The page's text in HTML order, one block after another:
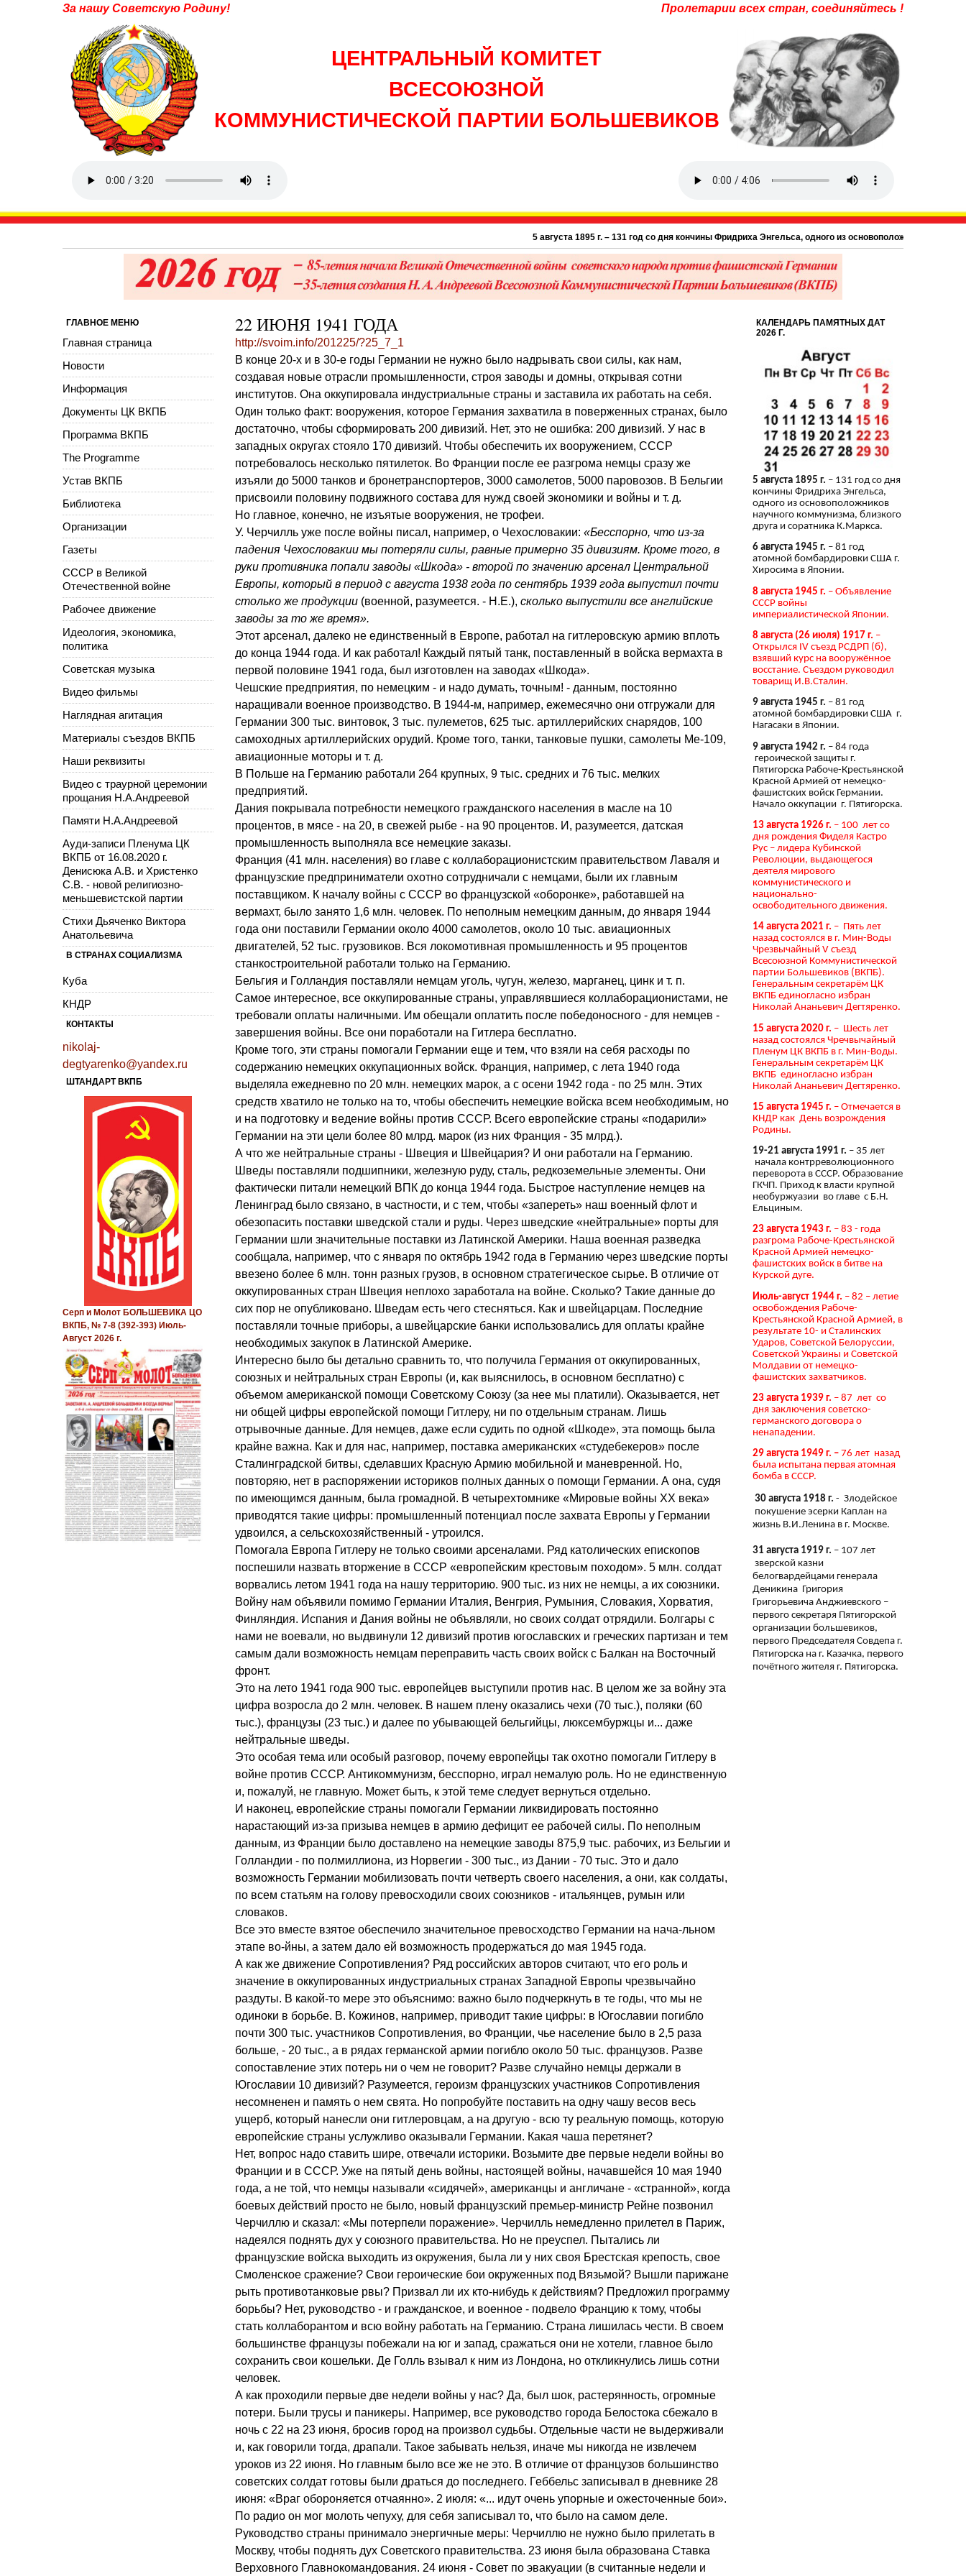
За нашу Советскую Родину! Пролетарии всех стран, соединяйтесь !
ЦЕНТРАЛЬНЫЙ КОМИТЕТ
ВСЕСОЮЗНОЙ
КОММУНИСТИЧЕСКОЙ ПАРТИИ БОЛЬШЕВИКОВ
5 августа 1895 г. – 131 год со дня кончины Фридриха Энгельса, одного из основоположников научного
22 ИЮНЯ 1941 ГОДА
http://svoim.info/201225/?25_7_1
В конце 20-х и в 30-е годы Германии не нужно было надрывать свои силы, как нам,
создавая новые отрасли промышленности, строя заводы и домны, открывая сотни
институтов. Она оккупировала индустриальные страны и заставила их работать на себя.
Один только факт: вооружения, которое Германия захватила в поверженных странах, было
достаточно, чтобы сформировать 200 дивизий. Нет, это не ошибка: 200 дивизий. У нас в
западных округах стояло 170 дивизий. Чтобы обеспечить их вооружением, СССР
потребовалось несколько пятилеток. Во Франции после ее разгрома немцы сразу же
изъяли до 5000 танков и бронетранспортеров, 3000 самолетов, 5000 паровозов. В Бельгии
присвоили половину подвижного состава для нужд своей экономики и войны и т. д.
Но главное, конечно, не изъятые вооружения, не трофеи.
У. Черчилль уже после войны писал, например, о Чехословакии: «Бесспорно, что из-за
падения Чехословакии мы потеряли силы, равные примерно 35 дивизиям. Кроме того, в
руки противника попали заводы «Шкода» - второй по значению арсенал Центральной
Европы, который в период с августа 1938 года по сентябрь 1939 года выпустил почти
столько же продукции (военной, разумеется. - Н.Е.), сколько выпустили все английские
заводы за то же время».
Этот арсенал, далеко не единственный в Европе, работал на гитлеровскую армию вплоть
до конца 1944 года. И как работал! Каждый пятый танк, поставленный в войска вермахта в
первой половине 1941 года, был изготовлен на заводах «Шкода».
Чешские предприятия, по немецким - и надо думать, точным! - данным, постоянно
наращивали военное производство. В 1944-м, например, ежемесячно они отгружали для
Германии 300 тыс. винтовок, 3 тыс. пулеметов, 625 тыс. артиллерийских снарядов, 100
самоходных артиллерийских орудий. Кроме того, танки, танковые пушки, самолеты Ме-109,
авиационные моторы и т. д.
В Польше на Германию работали 264 крупных, 9 тыс. средних и 76 тыс. мелких
предприятий.
Дания покрывала потребности немецкого гражданского населения в масле на 10
процентов, в мясе - на 20, в свежей рыбе - на 90 процентов. И, разумеется, датская
промышленность выполняла все немецкие заказы.
Франция (41 млн. населения) во главе с коллаборационистским правительством Лаваля и
французские предприниматели охотно сотрудничали с немцами, были их главным
поставщиком. К началу войны с СССР во французской «оборонке», работавшей на
вермахт, было занято 1,6 млн. человек. По неполным немецким данным, до января 1944
года они поставили Германии около 4000 самолетов, около 10 тыс. авиационных
двигателей, 52 тыс. грузовиков. Вся локомотивная промышленность и 95 процентов
станкостроительной работали только на Германию.
Бельгия и Голландия поставляли немцам уголь, чугун, железо, марганец, цинк и т. п.
Самое интересное, все оккупированные страны, управлявшиеся коллаборационистами, не
требовали оплаты наличными. Им обещали оплатить после победоносного - для немцев -
завершения войны. Все они поработали на Гитлера бесплатно.
Кроме того, эти страны помогали Германии еще и тем, что взяли на себя расходы по
содержанию немецких оккупационных войск. Франция, например, с лета 1940 года
выделяла ежедневно по 20 млн. немецких марок, а с осени 1942 года - по 25 млн. Этих
средств хватило не только на то, чтобы обеспечить немецкие войска всем необходимым, но
и на подготовку и ведение войны против СССР. Всего европейские страны «подарили»
Германии на эти цели более 80 млрд. марок (из них Франция - 35 млрд.).
А что же нейтральные страны - Швеция и Швейцария? И они работали на Германию.
Шведы поставляли подшипники, железную руду, сталь, редкоземельные элементы. Они
фактически питали немецкий ВПК до конца 1944 года. Быстрое наступление немцев на
Ленинград было связано, в частности, и с тем, чтобы «запереть» наш военный флот и
обезопасить поставки шведской стали и руды. Через шведские «нейтральные» порты для
Германии шли значительные поставки из Латинской Америки. Наша военная разведка
сообщала, например, что с января по октябрь 1942 года в Германию через шведские порты
ввезено более 6 млн. тонн разных грузов, в основном стратегическое сырье. В отличие от
оккупированных стран Швеция неплохо заработала на войне. Сколько? Такие данные до
сих пор не опубликовано. Шведам есть чего стесняться. Как и швейцарцам. Последние
поставляли точные приборы, а швейцарские банки использовались для оплаты крайне
необходимых закупок в Латинской Америке.
Интересно было бы детально сравнить то, что получила Германия от оккупированных,
союзных и нейтральных стран Европы (и, как выяснилось, в основном бесплатно) с
объемом американской помощи Советскому Союзу (за нее мы платили). Оказывается, нет
ни общей цифры европейской помощи Гитлеру, ни по отдельным странам. Лишь
отрывочные данные. Для немцев, даже если судить по одной «Шкоде», эта помощь была
крайне важна. Как и для нас, например, поставка американских «студебекеров» после
Сталинградской битвы, сделавших Красную Армию мобильной и маневренной. Но,
повторяю, нет в распоряжении историков полных данных о помощи Германии. А она, судя
по имеющимся данным, была громадной. В четырехтомнике «Мировые войны XX века»
приводятся такие цифры: промышленный потенциал после захвата Европы у Германии
удвоился, а сельскохозяйственный - утроился.
Помогала Европа Гитлеру не только своими арсеналами. Ряд католических епископов
поспешили назвать вторжение в СССР «европейским крестовым походом». 5 млн. солдат
ворвались летом 1941 года на нашу территорию. 900 тыс. из них не немцы, а их союзники.
Войну нам объявили помимо Германии Италия, Венгрия, Румыния, Словакия, Хорватия,
Финляндия. Испания и Дания войны не объявляли, но своих солдат отрядили. Болгары с
нами не воевали, но выдвинули 12 дивизий против югославских и греческих партизан и тем
самым дали возможность немцам переправить часть своих войск с Балкан на Восточный
фронт.
Это на лето 1941 года 900 тыс. европейцев выступили против нас. В целом же за войну эта
цифра возросла до 2 млн. человек. В нашем плену оказались чехи (70 тыс.), поляки (60
тыс.), французы (23 тыс.) и далее по убывающей бельгийцы, люксембуржцы и... даже
нейтральные шведы.
Это особая тема или особый разговор, почему европейцы так охотно помогали Гитлеру в
войне против СССР. Антикоммунизм, бесспорно, играл немалую роль. Но не единственную
и, пожалуй, не главную. Может быть, к этой теме следует вернуться отдельно.
И наконец, европейские страны помогали Германии ликвидировать постоянно
нарастающий из-за призыва немцев в армию дефицит ее рабочей силы. По неполным
данным, из Франции было доставлено на немецкие заводы 875,9 тыс. рабочих, из Бельгии и
Голландии - по полмиллиона, из Норвегии - 300 тыс., из Дании - 70 тыс. Это и дало
возможность Германии мобилизовать почти четверть своего населения, а они, как солдаты,
по всем статьям на голову превосходили своих союзников - итальянцев, румын или
словаков.
Все это вместе взятое обеспечило значительное превосходство Германии на нача-льном
этапе во-йны, а затем дало ей возможность продержаться до мая 1945 года.
А как же движение Сопротивления? Ряд российских авторов считают, что его роль и
значение в оккупированных индустриальных странах Западной Европы чрезвычайно
раздуты. В какой-то мере это объяснимо: важно было подчеркнуть в те годы, что мы не
одиноки в борьбе. В. Кожинов, например, приводит такие цифры: в Югославии погибло
почти 300 тыс. участников Сопротивления, во Франции, чье население было в 2,5 раза
больше, - 20 тыс., а в рядах германской армии погибло около 50 тыс. французов. Разве
сопоставление этих потерь ни о чем не говорит? Разве случайно немцы держали в
Югославии 10 дивизий? Разумеется, героизм французских участников Сопротивления
несомненен и память о нем свята. Но попробуйте поставить на одну чашу весов весь
ущерб, который нанесли они гитлеровцам, а на другую - всю ту реальную помощь, которую
европейские страны услужливо оказывали Германии. Какая чаша перетянет?
Нет, вопрос надо ставить шире, отвечали историки. Возьмите две первые недели войны во
Франции и в СССР. Уже на пятый день войны, настоящей войны, начавшейся 10 мая 1940
года, а не той, что немцы называли «сидячей», американцы и англичане - «странной», когда
боевых действий просто не было, новый французский премьер-министр Рейне позвонил
Черчиллю и сказал: «Мы потерпели поражение». Черчилль немедленно прилетел в Париж,
надеялся поднять дух у союзного правительства. Но не преуспел. Пытались ли
французские войска выходить из окружения, была ли у них своя Брестская крепость, свое
Смоленское сражение? Свои героические бои окруженных под Вязьмой? Вышли парижане
рыть противотанковые рвы? Призвал ли их кто-нибудь к действиям? Предложил программу
борьбы? Нет, руководство - и гражданское, и военное - подвело Францию к тому, чтобы
стать коллаборантом и всю войну работать на Германию. Страна лишилась чести. В своем
большинстве французы побежали на юг и запад, сражаться они не хотели, главное было
сохранить свои кошельки. Де Голль взывал к ним из Лондона, но откликнулись лишь сотни
человек.
А как проходили первые две недели войны у нас? Да, был шок, растерянность, огромные
потери. Были трусы и паникеры. Например, все руководство города Белостока сбежало в
ночь с 22 на 23 июня, бросив город на произвол судьбы. Отдельные части не выдерживали
и, как говорили тогда, драпали. Такое забывать нельзя, иначе мы никогда не извлечем
уроков из 22 июня. Но главным было все же не это. В отличие от французов большинство
советских солдат готовы были драться до последнего. Геббельс записывал в дневнике 28
июня: «Враг обороняется отчаянно». 2 июля: «... идут очень упорные и ожесточенные бои».
По радио он мог молоть чепуху, для себя записывал то, что было на самом деле.
Руководство страны принимало энергичные меры: Черчиллю не нужно было прилетать в
Москву, чтобы поднять дух Советского правительства. 23 июня была образована Ставка
Верховного Главнокомандования. 24 июня - Совет по эвакуации (в считанные недели и
ГЛАВНОЕ МЕНЮ
Главная страница
Новости
Информация
Документы ЦК ВКПБ
Программа ВКПБ
The Programme
Устав ВКПБ
Библиотека
Организации
Газеты
СССР в Великой
Отечественной войне
Рабочее движение
Идеология, экономика,
политика
Советская музыка
Видео фильмы
Наглядная агитация
Материалы съездов ВКПБ
Наши реквизиты
Видео с траурной церемонии
прощания Н.А.Андреевой
Памяти Н.А.Андреевой
Ауди-записи Пленума ЦК
ВКПБ от 16.08.2020 г.
Денисюка А.В. и Христенко
С.В. - новой религиозно-
меньшевистской партии
Стихи Дьяченко Виктора
Анатольевича
В СТРАНАХ СОЦИАЛИЗМА
Куба
КНДР
КОНТАКТЫ
nikolaj-
degtyarenko@yandex.ru
ШТАНДАРТ ВКПБ
Серп и Молот БОЛЬШЕВИКА ЦО
ВКПБ, № 7-8 (392-393) Июль-
Август 2026 г.
КАЛЕНДАРЬ ПАМЯТНЫХ ДАТ
2026 Г.
5 августа 1895 г. – 131 год со дня
кончины Фридриха Энгельса,
одного из основоположников
научного коммунизма, близкого
друга и соратника К.Маркса.
6 августа 1945 г. – 81 год
атомной бомбардировки США г.
Хиросима в Японии.
8 августа 1945 г. – Объявление
СССР войны
империалистической Японии.
8 августа (26 июля) 1917 г. –
Открылся IV съезд РСДРП (б),
взявший курс на вооружённое
восстание. Съездом руководил
товарищ И.В.Сталин.
9 августа 1945 г. – 81 год
атомной бомбардировки США г.
Нагасаки в Японии.
9 августа 1942 г. – 84 года
героической защиты г.
Пятигорска Рабоче-Крестьянской
Красной Армией от немецко-
фашистских войск Германии.
Начало оккупации г. Пятигорска.
13 августа 1926 г. – 100 лет со
дня рождения Фиделя Кастро
Рус – лидера Кубинской
Революции, выдающегося
деятеля мирового
коммунистического и
национально-
освободительного движения.
14 августа 2021 г. – Пять лет
назад состоялся в г. Мин-Воды
Чрезвычайный V съезд
Всесоюзной Коммунистической
партии Большевиков (ВКПБ).
Генеральным секретарём ЦК
ВКПБ единогласно избран
Николай Ананьевич Дегтяренко.
15 августа 2020 г. – Шесть лет
назад состоялся Чречвычайный
Пленум ЦК ВКПБ в г. Мин-Воды.
Генеральным секретарём ЦК
ВКПБ единогласно избран
Николай Ананьевич Дегтяренко.
15 августа 1945 г. – Отмечается в
КНДР как День возрождения
Родины.
19-21 августа 1991 г. – 35 лет
начала контрреволюционного
переворота в СССР. Образование
ГКЧП. Приход к власти крупной
необуржуазии во главе с Б.Н.
Ельциным.
23 августа 1943 г. – 83 - года
разгрома Рабоче-Крестьянской
Красной Армией немецко-
фашистских войск в битве на
Курской дуге.
Июль-август 1944 г. – 82 – летие
освобождения Рабоче-
Крестьянской Красной Армией, в
результате 10- и Сталинских
Ударов, Советской Белоруссии,
Советской Украины и Советской
Молдавии от немецко-
фашистских захватчиков.
23 августа 1939 г. – 87 лет со
дня заключения советско-
германского договора о
ненападении.
29 августа 1949 г. – 76 лет назад
была испытана первая атомная
бомба в СССР.
30 августа 1918 г. - Злодейское
покушение эсерки Каплан на
жизнь В.И.Ленина в г. Москве.
31 августа 1919 г. – 107 лет
зверской казни
белогвардейцами генерала
Деникина Григория
Григорьевича Анджиевского –
первого секретаря Пятигорской
организации большевиков,
первого Председателя Совдепа г.
Пятигорска на г. Казачка, первого
почётного жителя г. Пятигорска.